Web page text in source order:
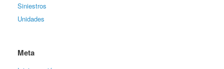
Siniestros
Unidades
Meta